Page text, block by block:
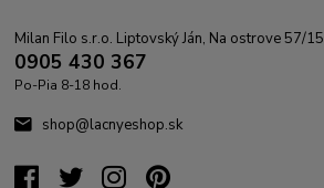
Milan Filo s.r.o. Liptovský Ján, Na ostrove 57/15
0905 430 367
Po-Pia 8-18 hod.
shop@lacnyeshop.sk